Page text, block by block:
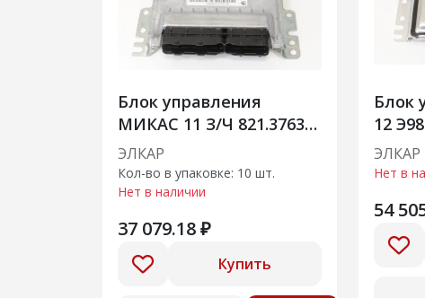
Блок управления
МИКАС 11 З/Ч 821.3763
000 -02 Элкар
ЭЛКАР
Кол-во в упаковке: 10 шт.
Нет в наличии
37 079.18 ₽
Купить
Блок
12
ЭЛКАР
Нет в
54